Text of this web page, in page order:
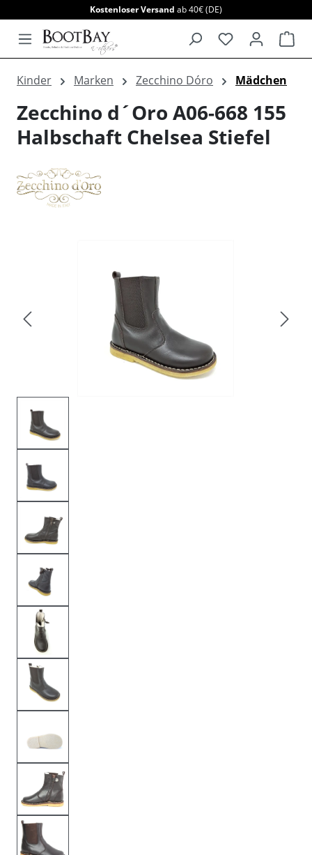
Kostenloser Versand ab 40€ (DE)
Kinder Marken Zecchino Dóro Mädchen
Zecchino d´Oro A06-668 155
Halbschaft Chelsea Stiefel